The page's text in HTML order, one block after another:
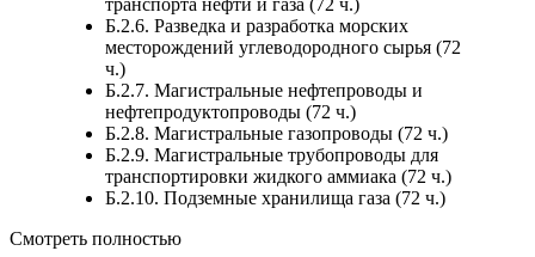
Б.2.6. Разведка и разработка морских
месторождений углеводородного сырья (72
ч.)
Б.2.7. Магистральные нефтепроводы и
нефтепродуктопроводы (72 ч.)
Б.2.8. Магистральные газопроводы (72 ч.)
Б.2.9. Магистральные трубопроводы для
транспортировки жидкого аммиака (72 ч.)
Б.2.10. Подземные хранилища газа (72 ч.)
Смотреть полностью